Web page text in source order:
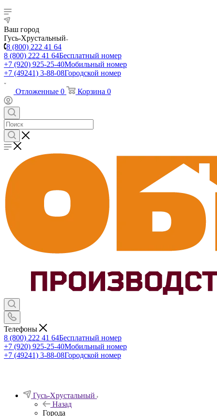
Ваш город
Гусь-Хрустальный
8 (800) 222 41 64
8 (800) 222 41 64Бесплатный номер
+7 (920) 925-25-40Мобильный номер
+7 (49241) 3-88-08Городской номер
Отложенные 0 Корзина 0
Телефоны
8 (800) 222 41 64Бесплатный номер
+7 (920) 925-25-40Мобильный номер
+7 (49241) 3-88-08Городской номер
Гусь-Хрустальный
Назад
Города